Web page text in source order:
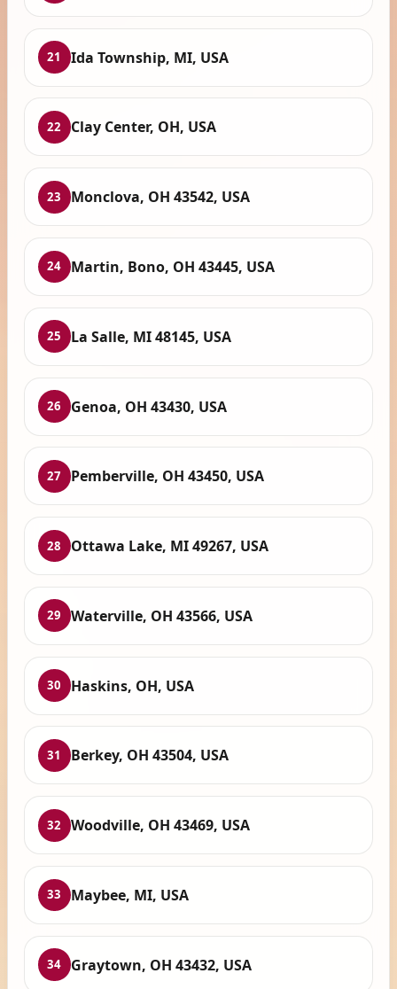
21 Ida Township, MI, USA
22 Clay Center, OH, USA
23 Monclova, OH 43542, USA
24 Martin, Bono, OH 43445, USA
25 La Salle, MI 48145, USA
26 Genoa, OH 43430, USA
27 Pemberville, OH 43450, USA
28 Ottawa Lake, MI 49267, USA
29 Waterville, OH 43566, USA
30 Haskins, OH, USA
31 Berkey, OH 43504, USA
32 Woodville, OH 43469, USA
33 Maybee, MI, USA
34 Graytown, OH 43432, USA